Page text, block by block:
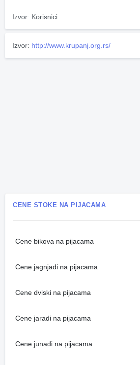
Izvor: Korisnici
Izvor: http://www.krupanj.org.rs/
CENE STOKE NA PIJACAMA
Cene bikova na pijacama
Cene jagnjadi na pijacama
Cene dviski na pijacama
Cene jaradi na pijacama
Cene junadi na pijacama